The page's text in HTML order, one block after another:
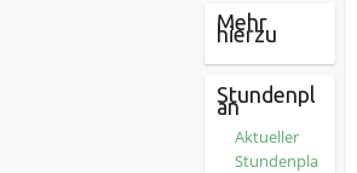
Mehr
hierzu
Stundenpl
an
Aktueller
Stundenpla